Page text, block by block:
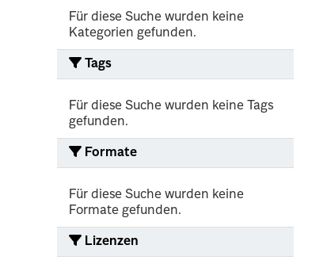
Für diese Suche wurden keine
Kategorien gefunden.
Tags
Für diese Suche wurden keine Tags
gefunden.
Formate
Für diese Suche wurden keine
Formate gefunden.
Lizenzen